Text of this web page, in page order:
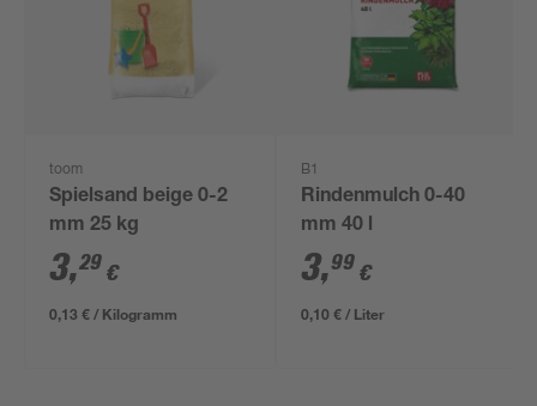
toom
Spielsand beige 0-2
mm 25 kg
3,29 €
0,13 € / Kilogramm
B1
Rindenmulch 0-40
mm 40 l
3,99 €
0,10 € / Liter